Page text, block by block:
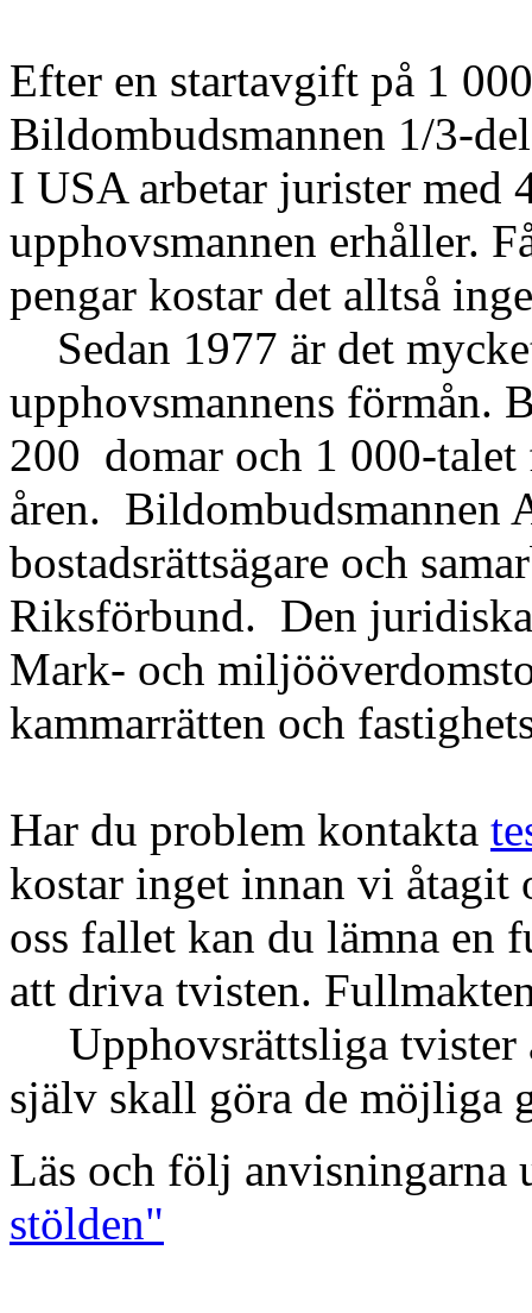
Efter en startavgift på 1
Bildombudsmannen 1/3-
I USA arbetar jurister med
upphovsmannen erhåller.
pengar kostar det alltså
Sedan 1977 är det
upphovsmannens förmån.
200 domar och 1 000-
åren. Bildombudsmannen
bostadsrättsägare och
Riksförbund. Den
Mark- och
kammarrätten och
Har du problem kontakta
kostar inget innan vi
oss fallet kan du lämna
att driva tvisten.
Upphovsrättsliga tvister
själv skall göra de möjliga
Läs och följ anvisningarna
stölden"